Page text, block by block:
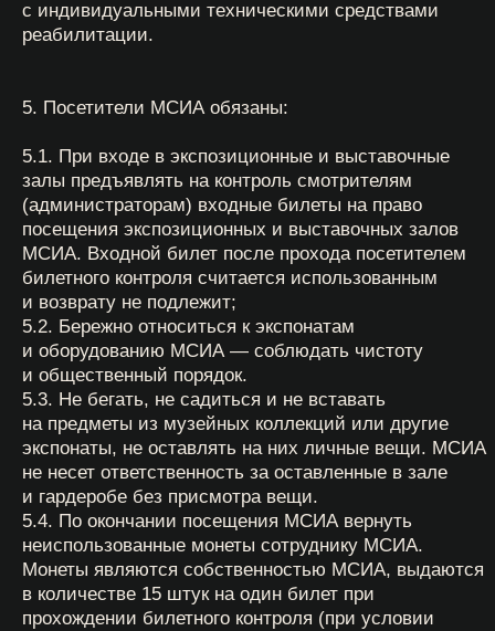
обращать внимание на предупреждающие
надписи и знаки (низкий потолок, ступеньки,
(автоматов);
самостоятельно починить интерактивный
не пытаться достать монеты
из интерактивных экспонатов (автоматов).
7.4. В случае возникновения задымлений или
пожара, а также ситуаций, которые могут повлиять
на безопасность посетителей или МСИА,
немедленно известить об этом сотрудников МСИА.
свертков, сумок и иных вещей, оставленных
в помещениях МСИА, немедленно сообщить об этом
сотрудникам МСИА.
8. Администрация оставляет за собой право:
8.1. Изменять режим работы МСИА.
8.2. Ограничивать численность посетителей
на территории МСИА, а также численность
с неблагоприятной санитарно-эпидемиологической
обстановкой, вызванной распространением
рекомендаций или обязательных требований
Роспотребнадзора и иных органов власти РФ.
8.3. Закрывать экспозицию в целом или отдельные
залы МСИА в связи со специальными
мероприятиями, проводящимися на территории